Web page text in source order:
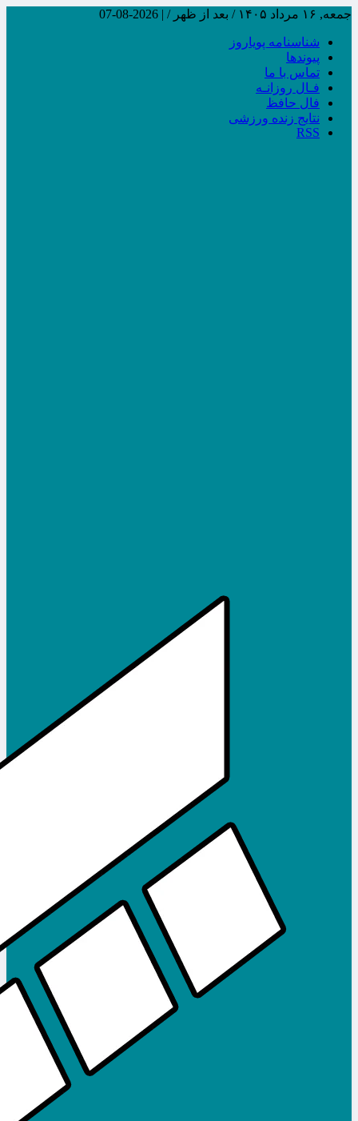
جمعه, ۱۶ مرداد ۱۴۰۵ / بعد از ظهر / |
2026-08-07
شناسنامه پویاروز
پیوندها
تماس با ما
فـال روزانـه
فال حافظ
نتایج زنده ورزشی
RSS